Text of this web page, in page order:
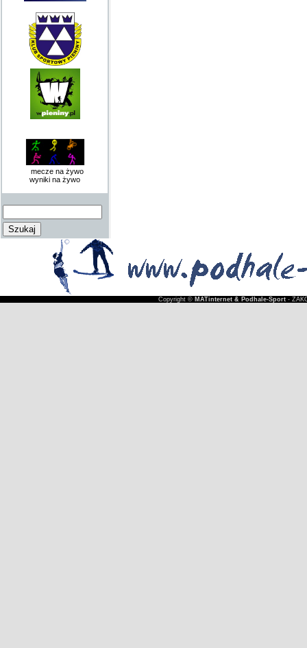
mecze na żywo
wyniki na żywo
Copyright © MATinternet & Podhale-Sport-